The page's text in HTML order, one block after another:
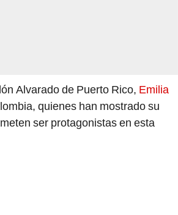
Alvarado de Puerto Rico, Emilia
quienes han mostrado su
ser protagonistas en esta